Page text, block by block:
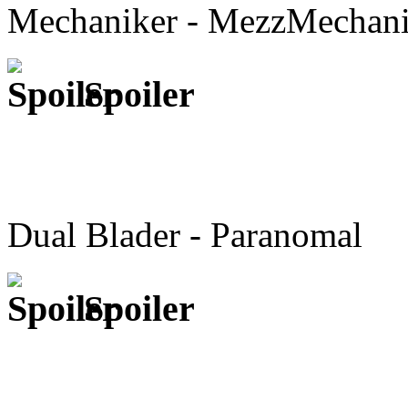
Mechaniker -
Spoiler
Dual Blader - Paranomal
Spoiler